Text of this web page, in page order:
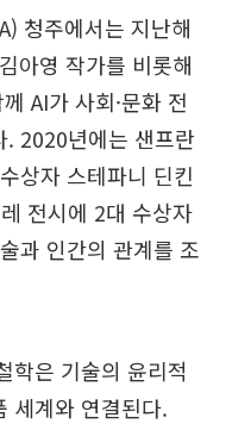
청주에서는 지난해
아영 작가를 비롯해
AI가 사회·문화 전
. 2020년에는 샌프란
상자 스테파니 딘킨
전시에 2대 수상자
과 인간의 관계를 조
학은 기술의 윤리적
세계와 연결된다.